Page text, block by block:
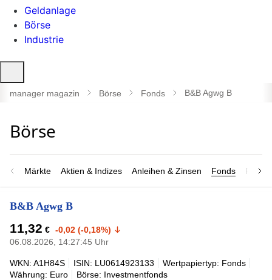
Geldanlage
Börse
Industrie
öffnen
manager magazin Börse Fonds B&B Agwg B
Märkte Aktien & Indizes Anleihen & Zinsen Fonds
B&B Agwg B
11,32 € -0,02 (-0,18%)
06.08.2026, 14:27:45 Uhr
WKN: A1H84S ISIN: LU0614923133
Wertpapiertyp: Fonds
Währung: Euro
Börse: Investmentfonds